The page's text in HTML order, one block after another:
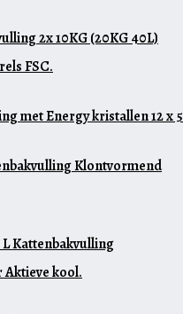
2x 10KG (20KG 40L)
FSC.
met Energy kristallen 12 x
Klontvormend
Kattenbakvulling
kool.